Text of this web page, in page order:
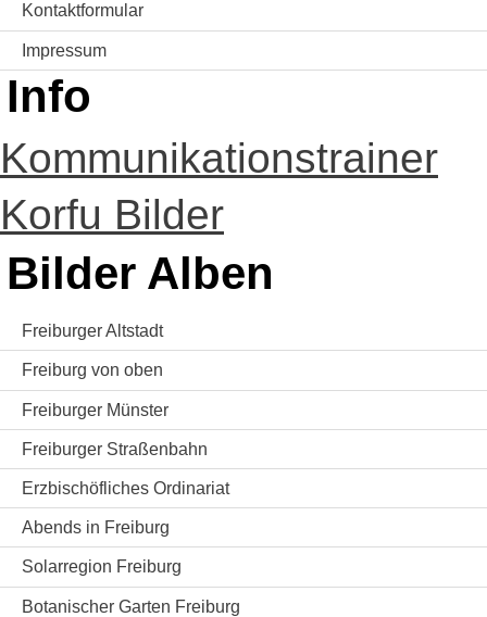
Kontaktformular
Impressum
Info
Kommunikationstrainer
Korfu Bilder
Bilder Alben
Freiburger Altstadt
Freiburg von oben
Freiburger Münster
Freiburger Straßenbahn
Erzbischöfliches Ordinariat
Abends in Freiburg
Solarregion Freiburg
Botanischer Garten Freiburg